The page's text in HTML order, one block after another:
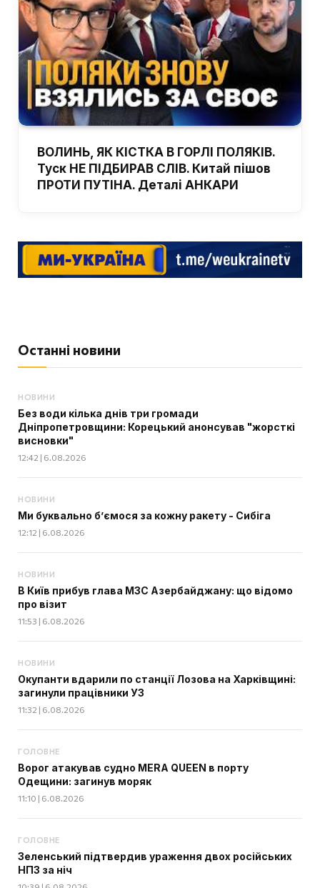
ВОЛИНЬ, ЯК КІСТКА В ГОРЛІ ПОЛЯКІВ.
Туск НЕ ПІДБИРАВ СЛІВ. Китай пішов
ПРОТИ ПУТІНА. Деталі АНКАРИ
Останні новини
НОВИНИ
Без води кілька днів три громади
Дніпропетровщини: Корецький анонсував "жорсткі
висновки"
12:42 | 6.08.2026
НОВИНИ
Ми буквально б’ємося за кожну ракету - Сибіга
12:12 | 6.08.2026
НОВИНИ
В Київ прибув глава МЗС Азербайджану: що відомо
про візит
11:53 | 6.08.2026
НОВИНИ
Окупанти вдарили по станції Лозова на Харківщині:
загинули працівники УЗ
11:32 | 6.08.2026
ГОЛОВНЕ
Ворог атакував судно MERA QUEEN в порту
Одещини: загинув моряк
11:10 | 6.08.2026
ГОЛОВНЕ
Зеленський підтвердив ураження двох російських
НПЗ за ніч